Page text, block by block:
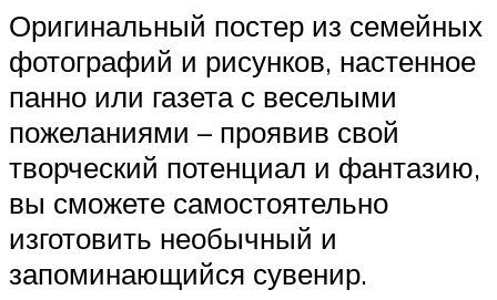
Оригинальный постер из семейных
фотографий и рисунков, настенное
панно или газета с веселыми
пожеланиями – проявив свой
творческий потенциал и фантазию,
вы сможете самостоятельно
изготовить необычный и
запоминающийся сувенир.